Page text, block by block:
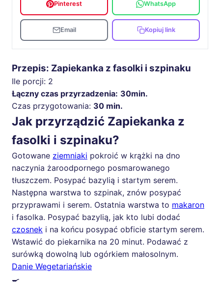
Pinterest WhatsApp
Email Kopiuj link
Przepis: Zapiekanka z fasolki i szpinaku
Ile porcji: 2
Łączny czas przyrzadzenia: 30min.
Czas przygotowania: 30 min.
Jak przyrządzić Zapiekanka z
fasolki i szpinaku?
Gotowane ziemniaki pokroić w krążki na dno
naczynia żaroodpornego posmarowanego
tłuszczem. Posypać bazylią i startym serem.
Następna warstwa to szpinak, znów posypać
przyprawami i serem. Ostatnia warstwa to makaron
i fasolka. Posypać bazylią, jak kto lubi dodać
czosnek i na końcu posypać obficie startym serem.
Wstawić do piekarnika na 20 minut. Podawać z
surówką dowolną lub ogórkiem małosolnym.
Danie Wegetariańskie
🍳